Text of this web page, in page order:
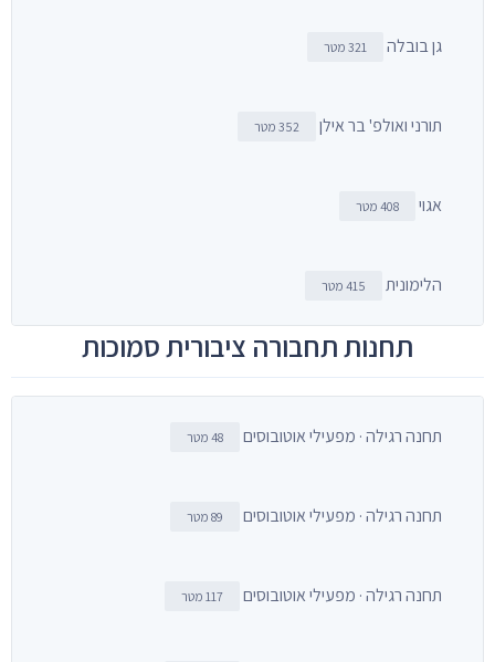
גן בובלה 321 מטר
תורני ואולפ' בר אילן 352 מטר
אגוי 408 מטר
הלימונית 415 מטר
תחנות תחבורה ציבורית סמוכות
תחנה רגילה · מפעילי אוטובוסים 48 מטר
תחנה רגילה · מפעילי אוטובוסים 89 מטר
תחנה רגילה · מפעילי אוטובוסים 117 מטר